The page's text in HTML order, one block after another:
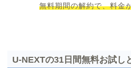
無料期間の解約で、料金
U-NEXTの31日間無料お試し